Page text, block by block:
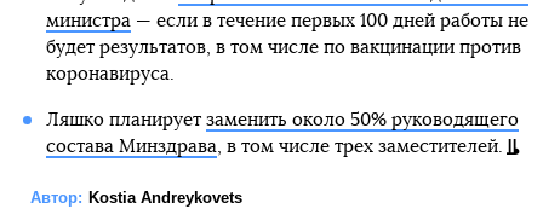
министра— если в течение первых 100 дней работы не
будет результатов, в том числе по вакцинации против
коронавируса.
Ляшко планирует заменить около 50% руководящего
состава Минздрава, в том числе трех заместителей.
Автор: Kostia Andreykovets